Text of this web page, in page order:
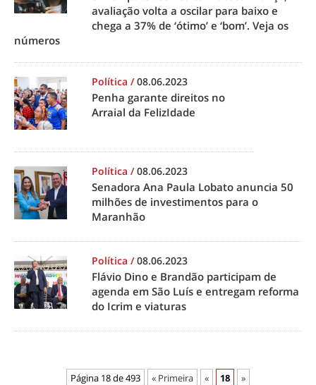
avaliação volta a oscilar para baixo e
chega a 37% de ‘ótimo’ e ‘bom’. Veja os
números
Política /08.06.2023
Penha garante direitos no
Arraial da FelizIdade
Política /08.06.2023
Senadora Ana Paula Lobato anuncia 50
milhões de investimentos para o
Maranhão
Política /08.06.2023
Flávio Dino e Brandão participam de
agenda em São Luís e entregam reforma
do Icrim e viaturas
Página 18 de 493 « Primeira « 18 »